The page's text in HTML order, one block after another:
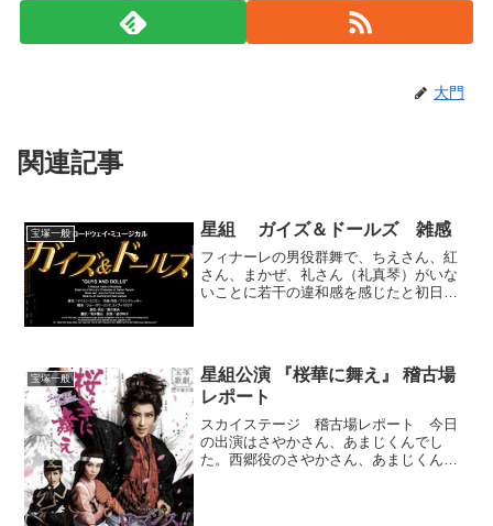
大門
関連記事
宝塚一般 星組 ガイズ＆ドールズ 雑感
フィナーレの男役群舞で、ちえさん、紅
さん、まかぜ、礼さん（礼真琴）がいな
いことに若干の違和感を感じたと初日の
りません。しかしやはり紅...
宝塚一般
星組公演 『桜華に舞え』 稽古場
レポート
スカイステージ 稽古場レポート 今日
の出演はさやかさん、あまじくんでし
た。西郷役のさやかさん、あまじくんは